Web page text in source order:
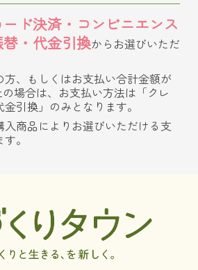
ド決済・コンビニエンス
・代金引換からお選びいただ
、もしくはお支払い合計金額が
場合は、お支払い方法は「クレ
引換」のみとなります。
商品によりお選びいただける支
。